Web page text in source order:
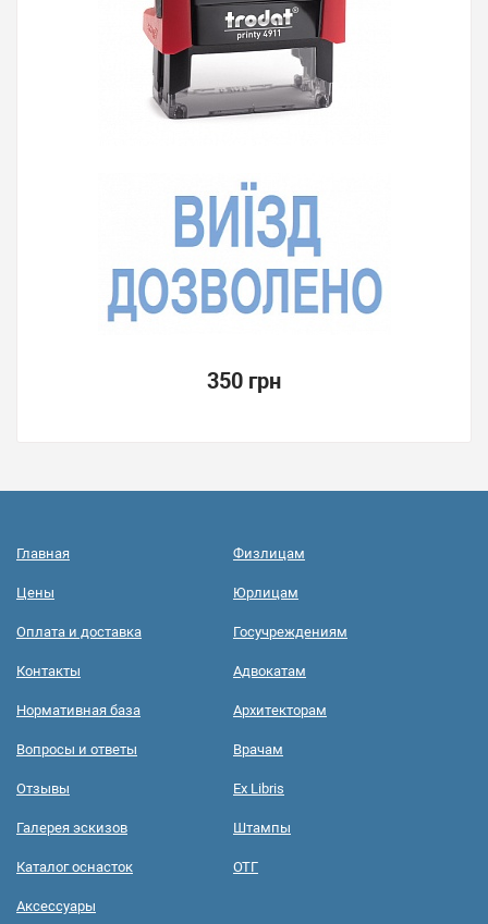
350 грн
Главная
Цены
Оплата и доставка
Контакты
Нормативная база
Вопросы и ответы
Отзывы
Галерея эскизов
Каталог оснасток
Аксессуары
Физлицам
Юрлицам
Госучреждениям
Адвокатам
Архитекторам
Врачам
Ex Libris
Штампы
ОТГ